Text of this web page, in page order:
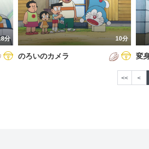
分 10分
のろいのカメラ 変
<< <